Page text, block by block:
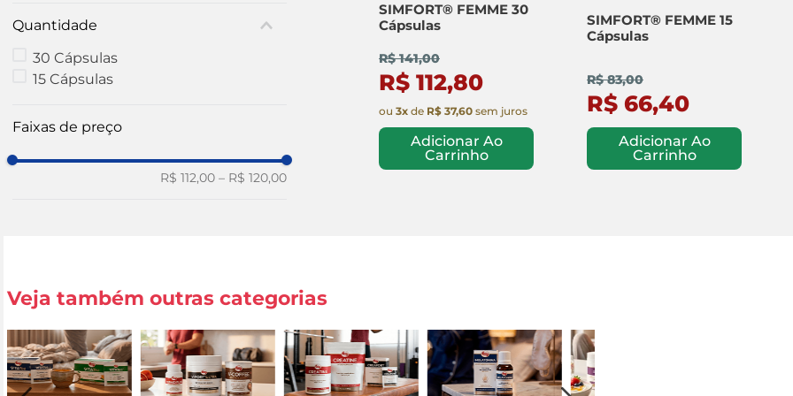
Quantidade
30 Cápsulas
15 Cápsulas
Faixas de preço
R$ 112,00 – R$ 120,00
SIMFORT® FEMME 30
Cápsulas
R$ 141,00
R$ 112,80
ou 3x de R$ 37,60 sem juros
Adicionar Ao
Carrinho
SIMFORT® FEMME 15
Cápsulas
R$ 83,00
R$ 66,40
Adicionar Ao
Carrinho
Veja também outras categorias